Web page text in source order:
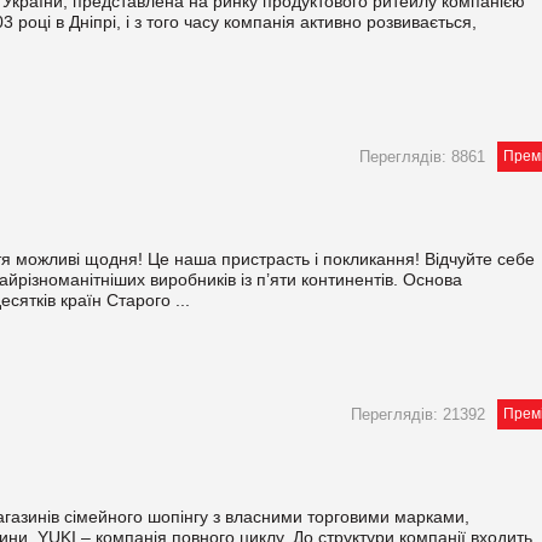
в Дніпрі, і з того часу компанія активно розвивається,
Переглядів: 8861
можливі щодня! Це наша пристрасть і покликання! Відчуйте себе
виробників із п’яти континентів. Основа
країн Старого ...
Переглядів: 21392
сімейного шопінгу з власними торговими марками,
YUKI – компанія повного циклу. До структури компанії входить